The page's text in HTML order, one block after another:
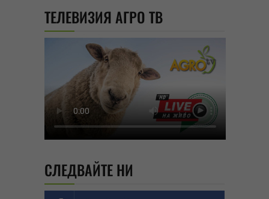
ТЕЛЕВИЗИЯ АГРО ТВ
СЛЕДВАЙТЕ НИ